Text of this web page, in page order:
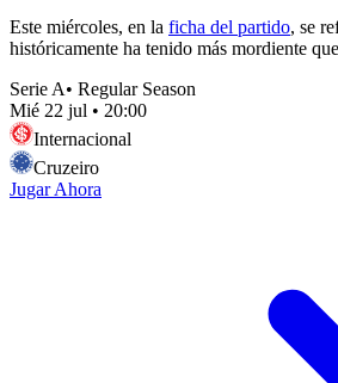
Este miércoles, en la ficha del partido, se
históricamente ha tenido más mordiente
Serie A• Regular Season
Mié 22 jul • 20:00
Internacional
Cruzeiro
Jugar Ahora